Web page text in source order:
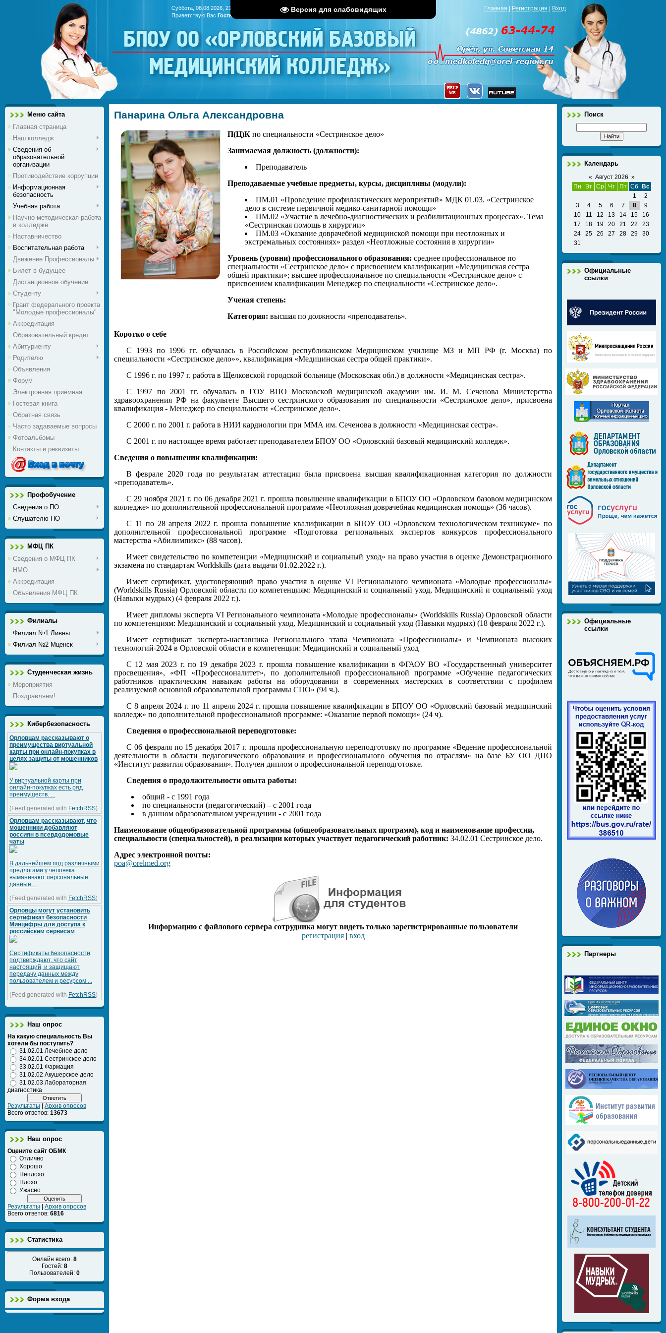
Версия для слабовидящих
Суббота, 08.08.2026, 21:58
Приветствую Вас Гость
БПОУ ОО «Орловский базовый
медицинский колледж»
Главная Регистрация Вход
Меню сайта
Главная страница
Наш колледж
Сведения об
образовательной
организации
Противодействие коррупции
Информационная
безопасность
Учебная работа
Научно-методическая работа
в колледже
Наставничество
Воспитательная работа
Движение Профессионалы
Билет в будущее
Дистанционное обучение
Студенту
Грант федерального проекта
"Молодые профессионалы"
Аккредитация
Образовательный кредит
Абитуриенту
Родителю
Объявления
Форум
Электронная приёмная
Гостевая книга
Обратная связь
Часто задаваемые вопросы
Фотоальбомы
Контакты и реквизиты
Профобучение
Сведения о ПО
Слушателю ПО
МФЦ ПК
Сведения о МФЦ ПК
НМО
Аккредитация
Объявления МФЦ ПК
Филиалы
Филиал №1 Ливны
Филиал №2 Мценск
Студенческая жизнь
Мероприятия
Поздравляем!
Кибербезопасность
Орловцам рассказывают о
преимущества виртуальной
карты при онлайн-покупках в
целях защиты от мошенников
У виртуальной карты при
онлайн-покупках есть ряд
преимуществ. ...
(Feed generated with FetchRSS)
Орловцам рассказывают, что
мошенники добавляют
россиян в псевдодомовые
чаты
В дальнейшем под различными
предлогами у человека
выманивают персональные
данные ...
(Feed generated with FetchRSS)
Орловцы могут установить
сертификат безопасности
Минцифры для доступа к
российским сервисам
Сертификаты безопасности
подтверждают, что сайт
настоящий, и защищают
передачу данных между
пользователем и ресурсом ...
(Feed generated with FetchRSS)
Наш опрос
На какую специальность Вы
хотели бы поступить?
31.02.01 Лечебное дело
34.02.01 Сестринское дело
33.02.01 Фармация
31.02.02 Акушерское дело
31.02.03 Лабораторная
диагностика
Результаты
Архив опросов
Всего ответов: 13673
Наш опрос
Оцените сайт ОБМК
Отлично
Хорошо
Неплохо
Плохо
Ужасно
Результаты
Архив опросов
Всего ответов: 6816
Статистика
Онлайн всего: 8
Гостей: 8
Пользователей: 0
Форма входа
Панарина Ольга Александровна
П(Ц)К по специальности «Сестринское дело»
Занимаемая должность (должности):
Преподаватель
Преподаваемые учебные предметы, курсы, дисциплины (модули):
ПМ.01 «Проведение профилактических мероприятий» МДК 01.03. «Сестринское
дело в системе первичной медико-санитарной помощи»
ПМ.02 «Участие в лечебно-диагностических и реабилитационных процессах». Тема
«Сестринская помощь в хирургии»
ПМ.03 «Оказание доврачебной медицинской помощи при неотложных и
экстремальных состояниях» раздел «Неотложные состояния в хирургии»
Уровень (уровни) профессионального образования: среднее профессиональное по
специальности «Сестринское дело» с присвоением квалификации «Медицинская сестра
общей практики»; высшее профессиональное по специальности «Сестринское дело» с
присвоением квалификации Менеджер по специальности «Сестринское дело».
Ученая степень:
Категория: высшая по должности «преподаватель».
Коротко о себе
С 1993 по 1996 гг. обучалась в Российском республиканском Медицинском училище МЗ и МП РФ (г. Москва) по
специальности «Сестринское дело»», квалификация «Медицинская сестра общей практики».
C 1996 г. по 1997 г. работа в Щелковской городской больнице (Московская обл.) в должности «Медицинская сестра».
С 1997 по 2001 гг. обучалась в ГОУ ВПО Московской медицинской академии им. И. М. Сеченова Министерства
здравоохранения РФ на факультете Высшего сестринского образования по специальности «Сестринское дело», присвоена
квалификация - Менеджер по специальности «Сестринское дело».
С 2000 г. по 2001 г. работа в НИИ кардиологии при ММА им. Сеченова в должности «Медицинская сестра».
С 2001 г. по настоящее время работает преподавателем БПОУ ОО «Орловский базовый медицинский колледж».
Сведения о повышении квалификации:
В феврале 2020 года по результатам аттестации была присвоена высшая квалификационная категория по должности
«преподаватель».
С 29 ноября 2021 г. по 06 декабря 2021 г. прошла повышение квалификации в БПОУ ОО «Орловском базовом медицинском
колледже» по дополнительной профессиональной программе «Неотложная доврачебная медицинская помощь» (36 часов).
С 11 по 28 апреля 2022 г. прошла повышение квалификации в БПОУ ОО «Орловском технологическом техникуме» по
дополнительной профессиональной программе «Подготовка региональных экспертов конкурсов профессионального
мастерства «Абилимпикс» (88 часов).
Имеет свидетельство по компетенции «Медицинский и социальный уход» на право участия в оценке Демонстрационного
экзамена по стандартам Worldskills (дата выдачи 01.02.2022 г.).
Имеет сертификат, удостоверяющий право участия в оценке VI Регионального чемпионата «Молодые профессионалы»
(Worldskills Russia) Орловской области по компетенциям: Медицинский и социальный уход, Медицинский и социальный уход
(Навыки мудрых) (4 февраля 2022 г.).
Имеет дипломы эксперта VI Регионального чемпионата «Молодые профессионалы» (Worldskills Russia) Орловской области
по компетенциям: Медицинский и социальный уход, Медицинский и социальный уход (Навыки мудрых) (18 февраля 2022 г.).
Имеет сертификат эксперта-наставника Регионального этапа Чемпионата «Профессионалы» и Чемпионата высоких
технологий-2024 в Орловской области в компетенции: Медицинский и социальный уход
С 12 мая 2023 г. по 19 декабря 2023 г. прошла повышение квалификации в ФГАОУ ВО «Государственный университет
просвещения», «ФП «Профессионалитет», по дополнительной профессиональной программе «Обучение педагогических
работников практическим навыкам работы на оборудовании в современных мастерских в соответствии с профилем
реализуемой основной образовательной программы СПО» (94 ч.).
С 8 апреля 2024 г. по 11 апреля 2024 г. прошла повышение квалификации в БПОУ ОО «Орловский базовый медицинский
колледж» по дополнительной профессиональной программе: «Оказание первой помощи» (24 ч).
Сведения о профессиональной переподготовке:
С 06 февраля по 15 декабря 2017 г. прошла профессиональную переподготовку по программе «Ведение профессиональной
деятельности в области педагогического образования и профессионального обучения по отраслям» на базе БУ ОО ДПО
«Институт развития образования». Получен диплом о профессиональной переподготовке.
Сведения о продолжительности опыта работы:
общий - с 1991 года
по специальности (педагогический) – с 2001 года
в данном образовательном учреждении - с 2001 года
Наименование общеобразовательной программы (общеобразовательных программ), код и наименование профессии,
специальности (специальностей), в реализации которых участвует педагогический работник: 34.02.01 Сестринское дело.
Адрес электронной почты:
poa@orelmed.org
Информацию с файлового сервера сотрудника могут видеть только зарегистрированные пользователи
регистрация| вход
Поиск
Календарь
« Август 2026 »
Пн
Вт Ср Чт Пт Сб
Вс
1
2
3
4 5 6 7 8
9
10
11 12 13 14 15
16
17
18 19 20 21 22
23
24
25 26 27 28 29
30
31
Официальные
ссылки
Официальные
ссылки
Партнеры